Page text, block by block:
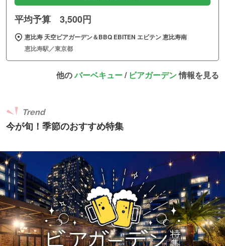
平均予算 3,500円
恵比寿 天空ビアガーデン＆BBQ EBITEN エビテン 恵比寿南
恵比寿駅／東京都
他のバーベキュー/ ビアガーデン情報を見る
今が旬！季節のおすすめ特集
Trend